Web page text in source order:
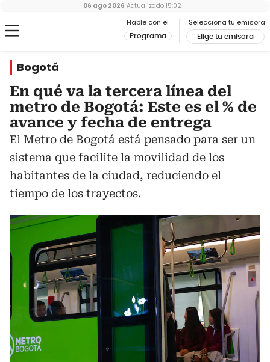
Hable con el
Programa
Selecciona tu emisora
Elige tu emisora
06 ago 2026 Actualizado 15:02
Bogotá
En qué va la tercera línea del
metro de Bogotá: Este es el % de
avance y fecha de entrega
El Metro de Bogotá está pensado para ser un
sistema que facilite la movilidad de los
habitantes de la ciudad, reduciendo el
tiempo de los trayectos.